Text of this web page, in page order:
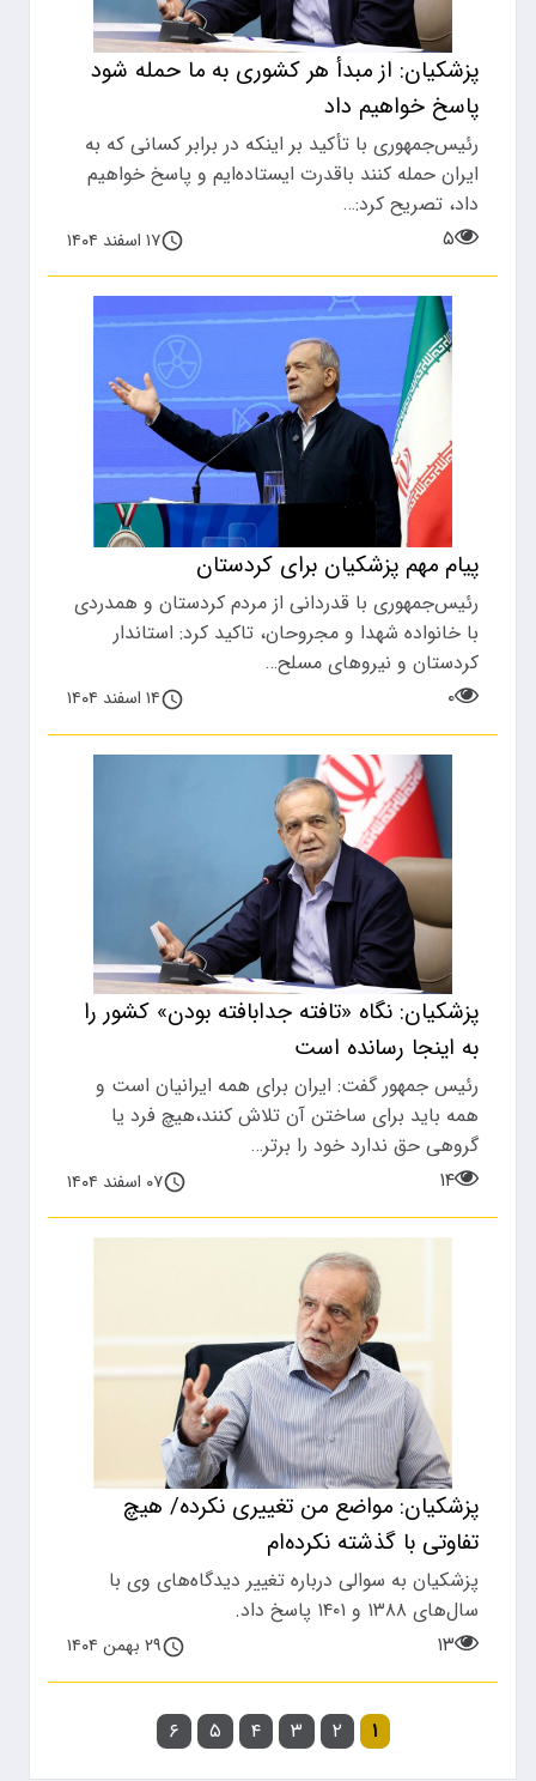
پزشکیان: از مبدأ هر کشوری به ما حمله شود
پاسخ خواهیم داد
رئیس‌جمهوری با تأکید بر اینکه در برابر کسانی که به
ایران حمله کنند باقدرت ایستاده‌ایم و پاسخ خواهیم
داد، تصریح کرد:…
۵
۱۷ اسفند ۱۴۰۴
پیام مهم پزشکیان برای کردستان
رئیس‌جمهوری با قدردانی از مردم کردستان و همدردی
با خانواده شهدا و مجروحان، تاکید کرد: استاندار
کردستان و نیروهای مسلح…
۰
۱۴ اسفند ۱۴۰۴
پزشکیان: نگاه «تافته جدابافته بودن» کشور را
به اینجا رسانده است
رئیس جمهور گفت: ایران برای همه ایرانیان است و
همه باید برای ساختن آن تلاش کنند،هیچ فرد یا
گروهی حق ندارد خود را برتر…
۱۴
۰۷ اسفند ۱۴۰۴
پزشکیان: مواضع من تغییری نکرده/ هیچ
تفاوتی با گذشته نکرده‌ام
پزشکیان به سوالی درباره تغییر دیدگاه‌های وی با
سال‌های ۱۳۸۸ و ۱۴۰۱ پاسخ داد.
۱۳
۲۹ بهمن ۱۴۰۴
۱ ۲ ۳ ۴ ۵ ۶